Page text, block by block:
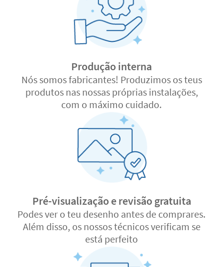
Produção interna
Nós somos fabricantes! Produzimos os teus
produtos nas nossas próprias instalações,
com o máximo cuidado.
Pré-visualização e revisão gratuita
Podes ver o teu desenho antes de comprares.
Além disso, os nossos técnicos verificam se
está perfeito